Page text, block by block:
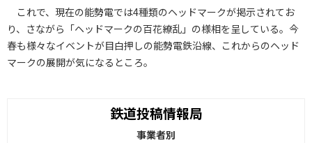
これで、現在の能勢電では4種類のヘッドマークが掲示されてお
り、さながら「ヘッドマークの百花繚乱」の様相を呈している。今
春も様々なイベントが目白押しの能勢電鉄沿線、これからのヘッド
マークの展開が気になるところ。
鉄道投稿情報局
事業者別